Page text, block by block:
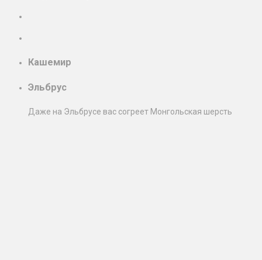
Кашемир
Эльбрус
Даже на Эльбрусе вас согреет Монгольская шерсть